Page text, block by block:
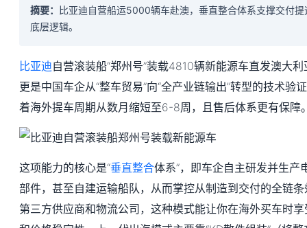
摘要：
比亚迪自营船运5000辆车赴澳，垂直整合体系支撑交付
底层逻辑。
比亚迪自营滚装船“郑州号”装载4810辆新能源车直发澳大
更是中国车企从“整车贸易”向“全产业链输出”转型的技术验
着海外提车周期从数月缩短至6-8周，且售后体系更有保障
这项能力的核心是“垂直整合体系”，即车企自主研发并生产
部件，甚至自建运输船队，从而掌控从制造到交付的全链
第三方供应商和物流公司，这种模式能让你在海外买车时